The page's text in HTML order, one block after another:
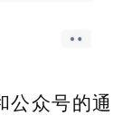
公众号的通